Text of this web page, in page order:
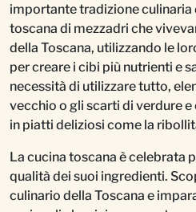
importante tradizione culinaria
toscana di mezzadri che
della Toscana, utilizzando le
per creare i cibi più nutrienti e
necessità di utilizzare tutto,
vecchio o gli scarti di verdure
in piatti deliziosi come la
La cucina toscana è celebrata
qualità dei suoi ingredienti.
culinario della Toscana e